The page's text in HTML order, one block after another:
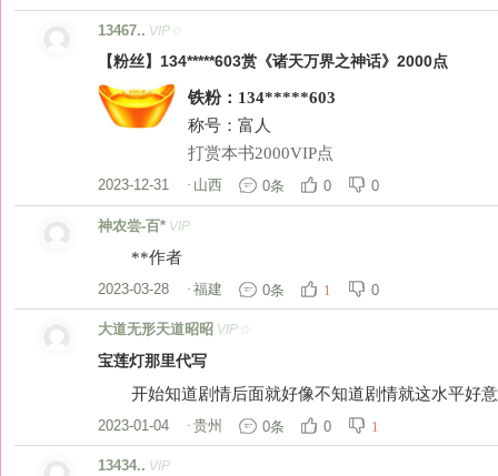
13467.. VIP☆
【粉丝】134*****603赏《诸天万界之神话》2000点
铁粉：134*****603
称号：富人
打赏本书2000VIP点
2023-12-31 · 山西 0条 0 0
神农尝-百* VIP
**作者
2023-03-28 · 福建 0条 1 0
大道无形天道昭昭 VIP☆
宝莲灯那里代写
开始知道剧情后面就好像不知道剧情就这水平好
2023-01-04 · 贵州 0条 0 1
13434.. VIP